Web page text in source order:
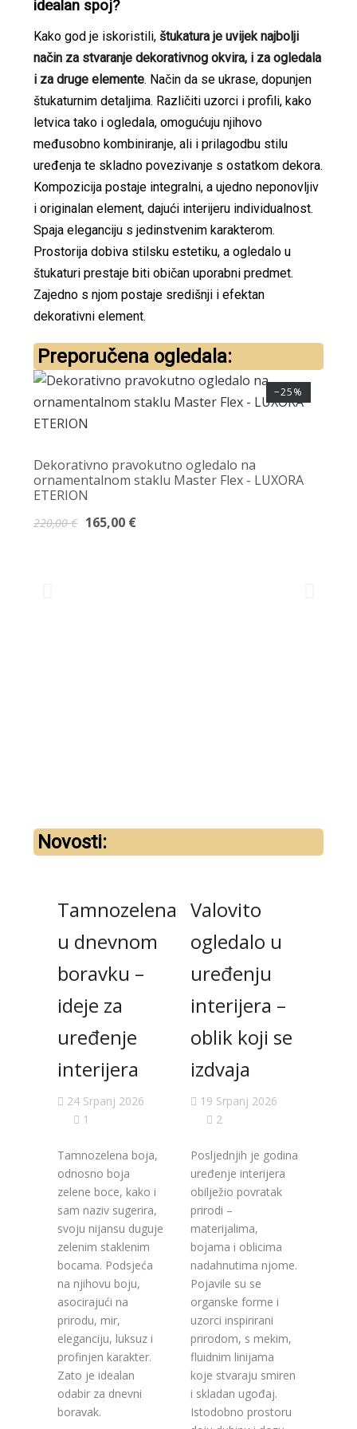
idealan spoj?
Kako god je iskoristili,štukatura je uvijek najbolji
način za stvaranje dekorativnog okvira, i za ogledala
i za druge elemente. Način da se ukrase, dopunjen
štukaturnim detaljima. Različiti uzorci i profili, kako
letvica tako i ogledala, omogućuju njihovo
međusobno kombiniranje, ali i prilagodbu stilu
uređenja te skladno povezivanje s ostatkom dekora.
Kompozicija postaje integralni, a ujedno neponovljiv
i originalan element, dajući interijeru individualnost.
Spaja eleganciju s jedinstvenim karakterom.
Prostorija dobiva stilsku estetiku, a ogledalo u
štukaturi prestaje biti običan uporabni predmet.
Zajedno s njom postaje središnji i efektan
dekorativni element.
Preporučena ogledala:
Dekorativno pravokutno ogledalo na
ornamentalnom staklu Master Flex - LUXORA
ETERION
220,00 € 165,00 €
−25%
Novosti:
Tamnozelena
u dnevnom
boravku –
ideje za
uređenje
interijera
24 Srpanj 2026
1
Tamnozelena boja,
odnosno boja
zelene boce, kako i
sam naziv sugerira,
svoju nijansu duguje
zelenim staklenim
bocama. Podsjeća
na njihovu boju,
asocirajući na
prirodu, mir,
eleganciju, luksuz i
profinjen karakter.
Zato je idealan
odabir za dnevni
boravak.
Valovito
ogledalo u
uređenju
interijera –
oblik koji se
izdvaja
19 Srpanj 2026
2
Posljednjih je godina
uređenje interijera
obilježio povratak
prirodi –
materijalima,
bojama i oblicima
nadahnutima njome.
Pojavile su se
organske forme i
uzorci inspirirani
prirodom, s mekim,
fluidnim linijama
koje stvaraju smiren
i skladan ugođaj.
Istodobno prostoru